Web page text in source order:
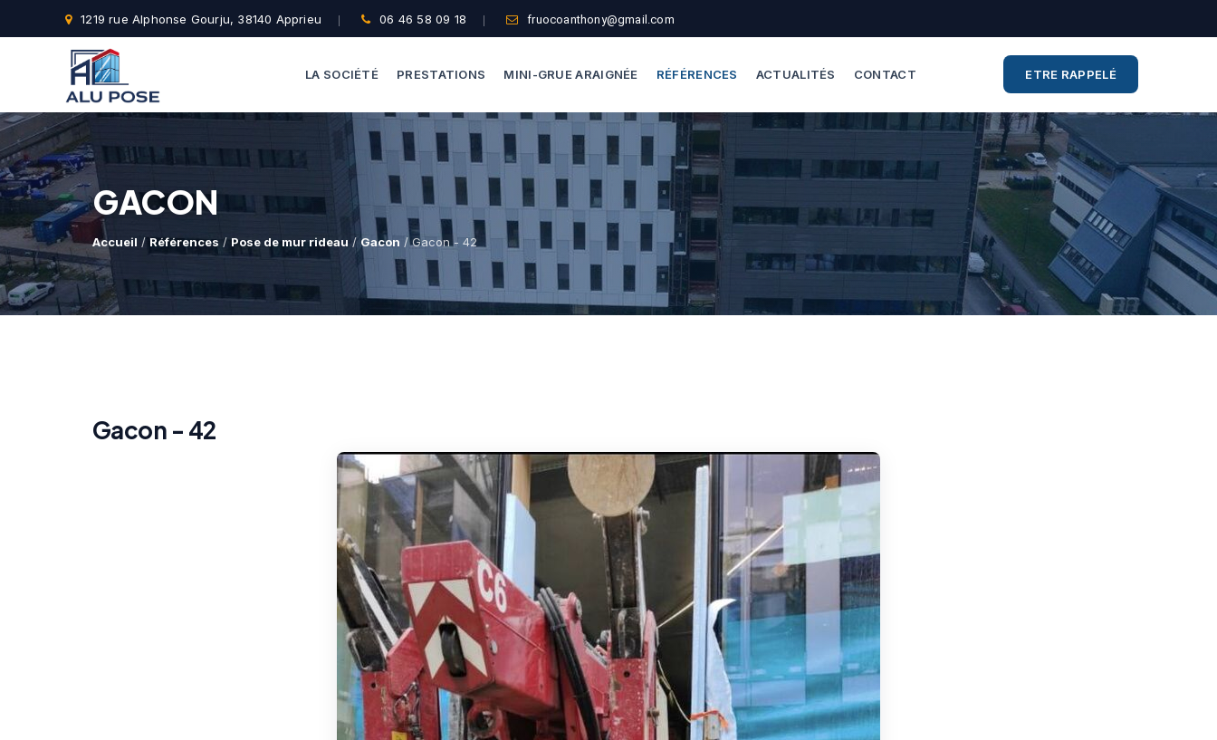
1219 rue Alphonse Gourju, 38140 Apprieu 06 46 58 09 18 fruocoanthony@gmail.com
LA SOCIÉTÉ PRESTATIONS
Dépannage Vitrages
Vitrine Magasin
Expertise Bris De Glace
Recherche De Fuite
MINI-GRUE ARAIGNÉE
Capacité De Levage
Nos Formules
RÉFÉRENCES ACTUALITÉS CONTACT ETRE RAPPELÉ
GACON
Accueil / Références /Pose de mur rideau / Gacon / Gacon - 42
Gacon - 42